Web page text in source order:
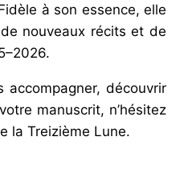
à son essence, elle
nouveaux récits et de
accompagner, découvrir
manuscrit, n’hésitez
la Treizième Lune.